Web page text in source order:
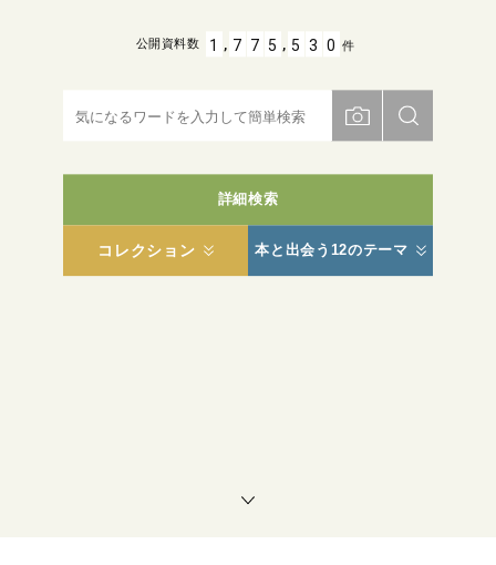
詳細検索
コレクション 本と出会う12のテーマ
公開資料数 1 , 7 7 5 , 5 3 0 件